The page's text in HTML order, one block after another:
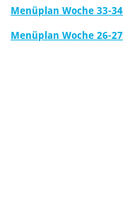
Menüplan Woche 33-34
Menüplan Woche 26-27